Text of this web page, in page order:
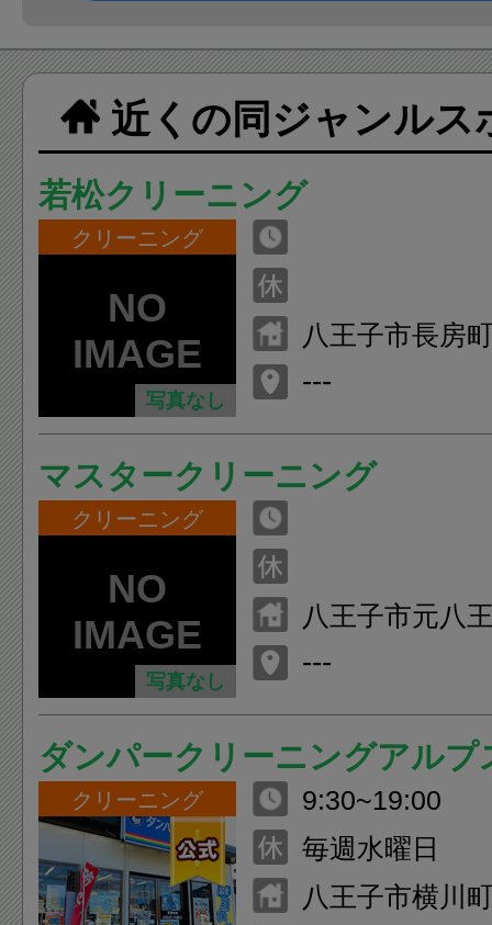
近くの同ジャンルス
若松クリーニング
クリーニング
写真なし
八王子市長房
---
マスタークリーニング
クリーニング
写真なし
八王子市元八
---
ダンパークリーニングアルプ
クリーニング
9:30~19:00
毎週水曜日
八王子市横川